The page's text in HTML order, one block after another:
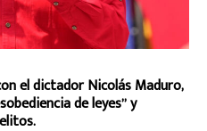
el dictador Nicolás Maduro,
de leyes” y